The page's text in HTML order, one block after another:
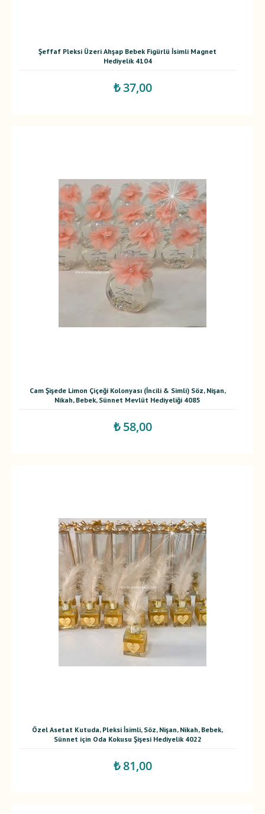
Şeffaf Pleksi Üzeri Ahşap Bebek Figürlü İsimli Magnet
Hediyelik 4104
₺ 37,00
Cam Şişede Limon Çiçeği Kolonyası (İncili & Simli) Söz, Nişan,
Nikah, Bebek, Sünnet Mevlüt Hediyeliği 4085
₺ 58,00
Özel Asetat Kutuda, Pleksi İsimli, Söz, Nişan, Nikah, Bebek,
Sünnet için Oda Kokusu Şişesi Hediyelik 4022
₺ 81,00